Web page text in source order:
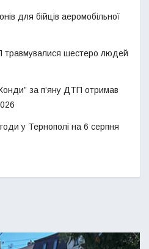
для бійців аеромобільної
травмувалися шестеро людей
за п’яну ДТП отримав
у Тернополі на 6 серпня